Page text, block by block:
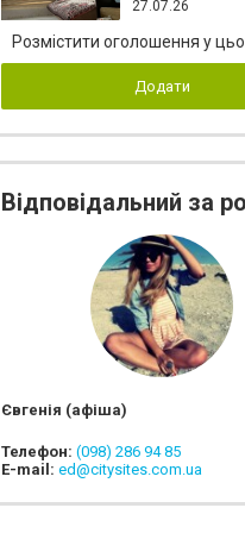
27.07.26
Розмістити оголошення у
Додати
Відповідальний за
Євгенія (афіша)
Телефон: (098) 286 94 85
E-mail: ed@citysites.com.ua